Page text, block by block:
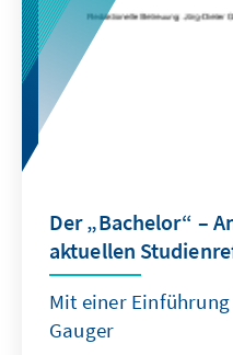
Der „Bachelor“ –
aktuellen
Mit einer
Gauger